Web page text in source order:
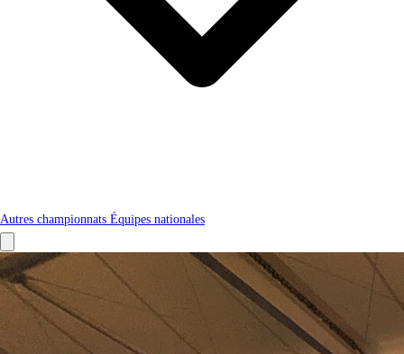
Autres championnats Équipes nationales